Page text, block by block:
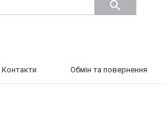
Контакти Обмін та повернення